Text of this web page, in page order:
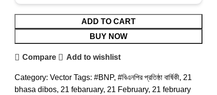
ADD TO CART
BUY NOW
Compare Add to wishlist
Category: Vector Tags: #BNP, #বিএনপির প্রতিষ্ঠা বার্ষিকী, 21
bhasa dibos, 21 febaruary, 21 February, 21 february